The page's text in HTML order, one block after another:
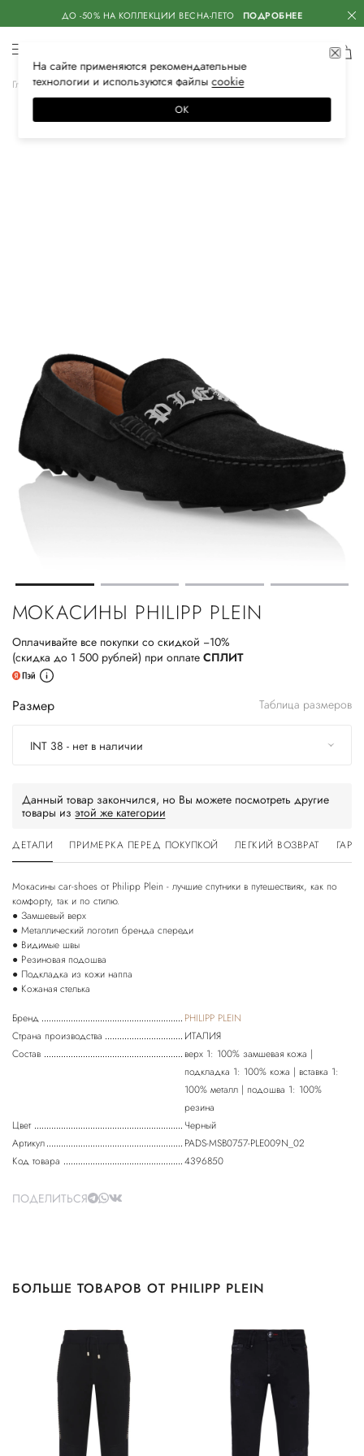
ДО -50% НА КОЛЛЕКЦИИ ВЕСНА-ЛЕТО ПОДРОБНЕЕ
Главная Мужская Обувь Мокасины
МОКАСИНЫ PHILIPP PLEIN
Оплачивайте все покупки со скидкой −10%
(скидка до 1 500 рублей) при оплате СПЛИТ
Размер Таблица размеров
INT 38 - нет в наличии
Данный товар закончился, но Вы можете посмотреть другие
товары из этой же категории
ДЕТАЛИ ПРИМЕРКА ПЕРЕД ПОКУПКОЙ ЛЕГКИЙ ВОЗВРАТ
Мокасины car-shoes от Philipp Plein - лучшие спутники в путешествиях, как по
комфорту, так и по стилю.
● Замшевый верх
● Металлический логотип бренда спереди
● Видимые швы
● Резиновая подошва
● Подкладка из кожи наппа
Бренд
PHILIPP PLEIN
Страна производства
ИТАЛИЯ
Состав
верх 1: 100% замшевая кожа |
подкладка 1: 100% кожа | вставка 1:
100% металл | подошва 1: 100%
резина
Цвет
Черный
Артикул
PADS-MSB0757-PLE009N_02
Код товара
4396850
ПОДЕЛИТЬСЯ
БОЛЬШЕ ТОВАРОВ ОТ PHILIPP PLEIN
На сайте применяются рекомендательные
технологии и используются файлысооkiе
ОК